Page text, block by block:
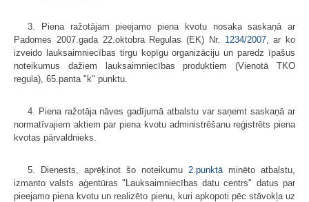
3. Piena ražotājam pieejamo piena kvotu nosaka saskaņā ar
Padomes 2007.gada 22.oktobra Regulas (EK) Nr. 1234/2007, ar ko
izveido lauksaimniecības tirgu kopīgu organizāciju un paredz īpašus
noteikumus dažiem lauksaimniecības produktiem (Vienotā TKO
regula), 65.panta "k" punktu.
4. Piena ražotāja nāves gadījumā atbalstu var saņemt saskaņā ar
normatīvajiem aktiem par piena kvotu administrēšanu reģistrēts piena
kvotas pārvaldnieks.
5. Dienests, aprēķinot šo noteikumu 2.punktā minēto atbalstu,
izmanto valsts aģentūras "Lauksaimniecības datu centrs" datus par
pieejamo piena kvotu un realizēto pienu, kuri apkopoti pēc stāvokļa uz